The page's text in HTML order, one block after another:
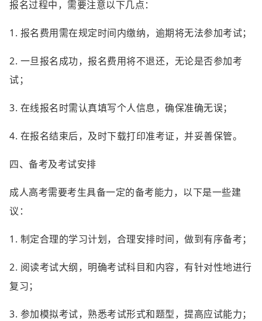
报名过程中，需要注意以下几点：
1. 报名费用需在规定时间内缴纳，逾期将无法参加考试；
2. 一旦报名成功，报名费用将不退还，无论是否参加考
试；
3. 在线报名时需认真填写个人信息，确保准确无误；
4. 在报名结束后，及时下载打印准考证，并妥善保管。
四、备考及考试安排
成人高考需要考生具备一定的备考能力，以下是一些建
议：
1. 制定合理的学习计划，合理安排时间，做到有序备考；
2. 阅读考试大纲，明确考试科目和内容，有针对性地进行
复习；
3. 参加模拟考试，熟悉考试形式和题型，提高应试能力；